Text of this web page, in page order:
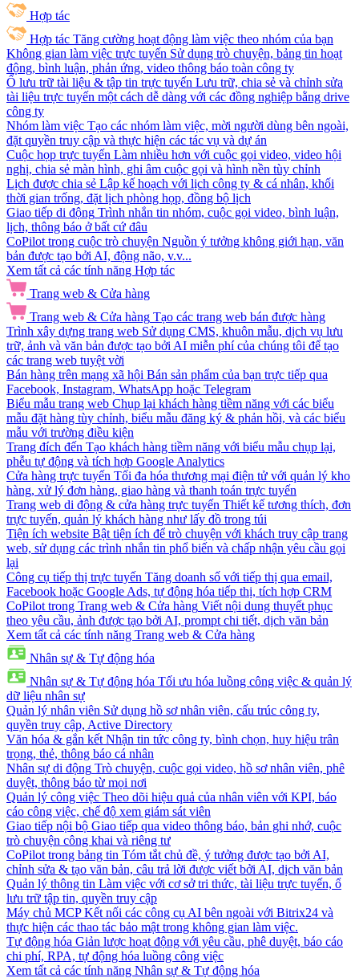
Hợp tác
Hợp tác Tăng cường hoạt động làm việc theo nhóm của bạn
Không gian làm việc trực tuyến Sử dụng trò chuyện, bảng tin hoạt
động, bình luận, phản ứng, video thông báo toàn công ty
Ổ lưu trữ tài liệu & tập tin trực tuyến Lưu trữ, chia sẻ và chỉnh sửa
tài liệu trực tuyến một cách dễ dàng với các đồng nghiệp bằng drive
công ty
Nhóm làm việc Tạo các nhóm làm việc, mời người dùng bên ngoài,
đặt quyền truy cập và thực hiện các tác vụ và dự án
Cuộc họp trực tuyến Làm nhiều hơn với cuộc gọi video, video hội
nghị, chia sẻ màn hình, ghi âm cuộc gọi và hình nền tùy chỉnh
Lịch được chia sẻ Lập kế hoạch với lịch công ty & cá nhân, khối
thời gian trống, đặt lịch phòng họp, đồng bộ lịch
Giao tiếp di động Trình nhắn tin nhóm, cuộc gọi video, bình luận,
lịch, thông báo ở bất cứ đâu
CoPilot trong cuộc trò chuyện Nguồn ý tưởng không giới hạn, văn
bản được tạo bởi AI, động não, v.v...
Xem tất cả các tính năng Hợp tác
Trang web & Cửa hàng
Trang web & Cửa hàng Tạo các trang web bán được hàng
Trình xây dựng trang web Sử dụng CMS, khuôn mẫu, dịch vụ lưu
trữ, ảnh và văn bản được tạo bởi AI miễn phí của chúng tôi để tạo
các trang web tuyệt vời
Bán hàng trên mạng xã hội Bán sản phẩm của bạn trực tiếp qua
Facebook, Instagram, WhatsApp hoặc Telegram
Biểu mẫu trang web Chụp lại khách hàng tiềm năng với các biểu
mẫu đặt hàng tùy chỉnh, biểu mẫu đăng ký & phản hồi, và các biểu
mẫu với trường điều kiện
Trang đích đến Tạo khách hàng tiềm năng với biểu mẫu chụp lại,
phễu tự động và tích hợp Google Analytics
Cửa hàng trực tuyến Tối đa hóa thương mại điện tử với quản lý kho
hàng, xử lý đơn hàng, giao hàng và thanh toán trực tuyến
Trang web di động & cửa hàng trực tuyến Thiết kế tương thích, đơn
trực tuyến, quản lý khách hàng như lấy đồ trong túi
Tiện ích website Bật tiện ích để trò chuyện với khách truy cập trang
web, sử dụng các trình nhắn tin phổ biến và chấp nhận yêu cầu gọi
lại
Công cụ tiếp thị trực tuyến Tăng doanh số với tiếp thị qua email,
Facebook hoặc Google Ads, tự động hóa tiếp thị, tích hợp CRM
CoPilot trong Trang web & Cửa hàng Viết nội dung thuyết phục
theo yêu cầu, ảnh được tạo bởi AI, prompt chi tiết, dịch văn bản
Xem tất cả các tính năng Trang web & Cửa hàng
Nhân sự & Tự động hóa
Nhân sự & Tự động hóa Tối ưu hóa luồng công việc & quản lý
dữ liệu nhân sự
Quản lý nhân viên Sử dụng hồ sơ nhân viên, cấu trúc công ty,
quyền truy cập, Active Directory
Văn hóa & gắn kết Nhận tin tức công ty, bình chọn, huy hiệu trân
trọng, thẻ, thông báo cá nhân
Nhân sự di động Trò chuyện, cuộc gọi video, hồ sơ nhân viên, phê
duyệt, thông báo từ mọi nơi
Quản lý công việc Theo dõi hiệu quả của nhân viên với KPI, báo
cáo công việc, chế độ xem giám sát viên
Giao tiếp nội bộ Giao tiếp qua video thông báo, bản ghi nhớ, cuộc
trò chuyện công khai và riêng tư
CoPilot trong bảng tin Tóm tắt chủ đề, ý tưởng được tạo bởi AI,
chỉnh sửa & tạo văn bản, câu trả lời được viết bởi AI, dịch văn bản
Quản lý thông tin Làm việc với cơ sở tri thức, tài liệu trực tuyến, ổ
lưu trữ tập tin, quyền truy cập
Máy chủ MCP Kết nối các công cụ AI bên ngoài với Bitrix24 và
thực hiện các thao tác bảo mật trong không gian làm việc.
Tự động hóa Giản lược hoạt động với yêu cầu, phê duyệt, báo cáo
chi phí, RPA, tự động hóa luồng công việc
Xem tất cả các tính năng Nhân sự & Tự động hóa